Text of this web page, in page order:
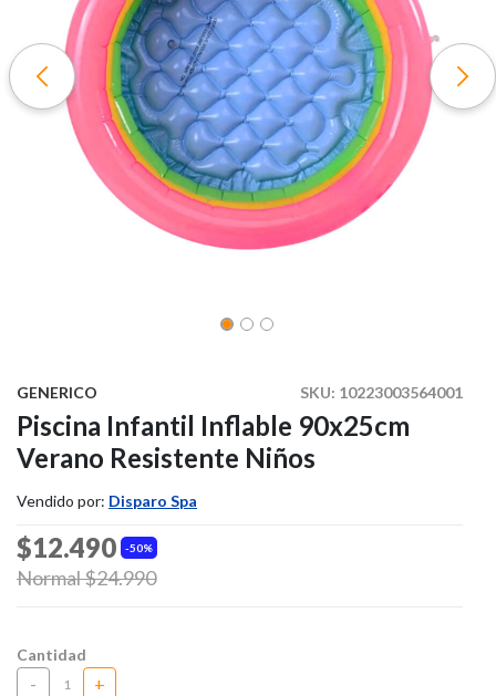
SKU: 10223003564001
GENERICO
Piscina Infantil Inflable 90x25cm
Verano Resistente Niños
Vendido por: Disparo Spa
50%
$12.490
Price reduced from
Normal $24.990to
Cantidad
- +